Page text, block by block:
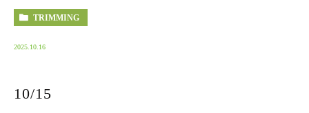
TRIMMING
2025.10.16
10/15